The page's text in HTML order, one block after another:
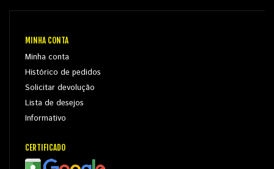
MINHA CONTA
Minha conta
Histórico de pedidos
Solicitar devolução
Lista de desejos
Informativo
CERTIFICADO